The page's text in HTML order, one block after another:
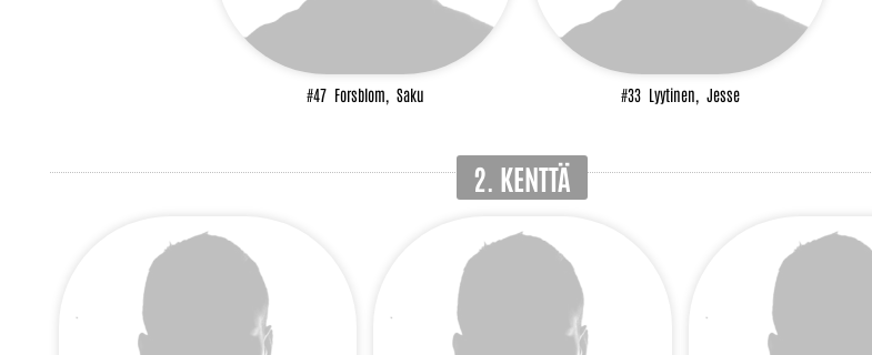
#47 Forsblom, Saku #33 Lyytinen, Jesse
2. KENTTÄ